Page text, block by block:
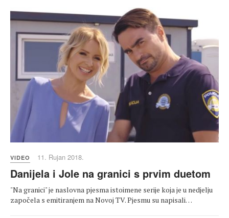
VIDEO 11. Rujan 2018.
Danijela i Jole na granici s prvim duetom
"Na granici" je naslovna pjesma istoimene serije koja je u nedjelju
započela s emitiranjem na Novoj TV. Pjesmu su napisali…